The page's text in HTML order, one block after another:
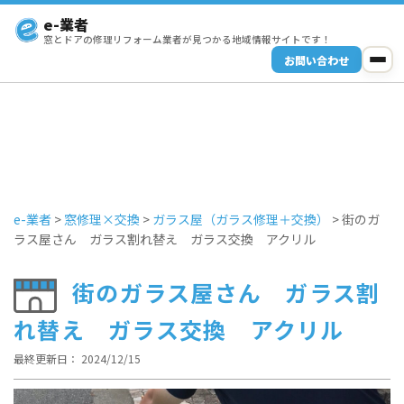
e-業者
窓とドアの修理リフォーム業者が見つかる地域情報サイトです！
お問い合わせ
e-業者 > 窓修理×交換 > ガラス屋（ガラス修理＋交換） >街のガ
ラス屋さん ガラス割れ替え ガラス交換 アクリル
街のガラス屋さん ガラス割
れ替え ガラス交換 アクリル
最終更新日： 2024/12/15